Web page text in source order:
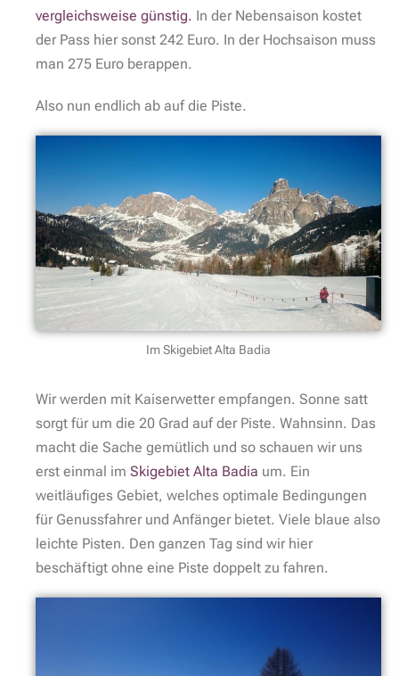
vergleichsweise günstig. In der Nebensaison kostet
der Pass hier sonst 242 Euro. In der Hochsaison muss
man 275 Euro berappen.
Also nun endlich ab auf die Piste.
Im Skigebiet Alta Badia
Wir werden mit Kaiserwetter empfangen. Sonne satt
sorgt für um die 20 Grad auf der Piste. Wahnsinn. Das
macht die Sache gemütlich und so schauen wir uns
erst einmal im Skigebiet Alta Badia um. Ein
weitläufiges Gebiet, welches optimale Bedingungen
für Genussfahrer und Anfänger bietet. Viele blaue also
leichte Pisten. Den ganzen Tag sind wir hier
beschäftigt ohne eine Piste doppelt zu fahren.